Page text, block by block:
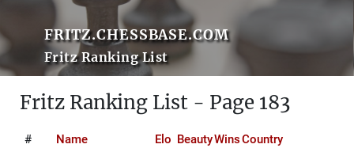
FRITZ.CHESSBASE.COM
Fritz Ranking List
Fritz Ranking List - Page 183
# Name Elo BeautyWinsCountry